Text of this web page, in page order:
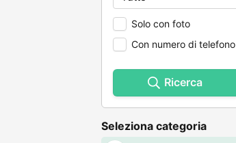
Solo con foto
Con numero di telefono
Ricerca
Seleziona categoria